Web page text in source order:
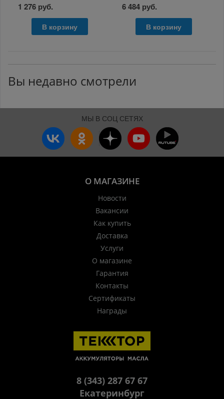
1 276 руб.
В корзину
6 484 руб.
В корзину
Вы недавно смотрели
МЫ В СОЦ СЕТЯХ
О МАГАЗИНЕ
Новости
Вакансии
Как купить
Доставка
Услуги
О магазине
Гарантия
Контакты
Сертификаты
Награды
8 (343) 287 67 67
Екатеринбург